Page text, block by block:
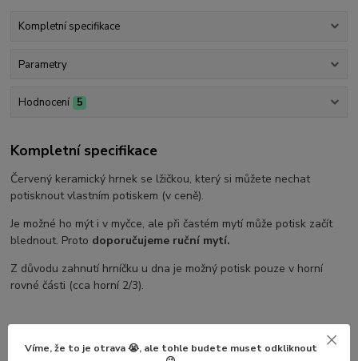
Kompletní specifikace
Parametry
Hodnocení 5
Kompletní specifikace
Červený keramický hrnek se lžičkou, který si můžete nechat
potisknout vlastním potiskem (v ceně).
Je možné ho mýt i v myčce, ale při častém mytí může potisk začít
blednout. Proto doporučujeme ruční mytí.
Z důvodu zahnutí hrníčku u dna je možný potisk pouze v horní
rovné části (cca horní 2/3).
Postup objednávky potisku vlastního vzoru:
Víme, že to je otrava 😭, ale tohle budete muset odkliknout